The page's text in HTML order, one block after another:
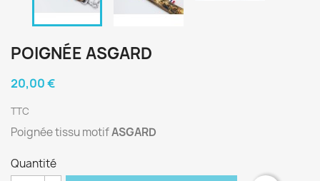
POIGNÉE ASGARD
20,00 €
TTC
Poignée tissu motifASGARD
Quantité